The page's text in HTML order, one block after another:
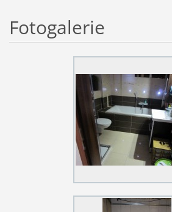
Fotogalerie